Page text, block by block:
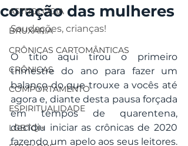
ASTROLOGIA
BRUXARIA
CRÔNICAS CARTOMÂNTICAS
CRÔNICAS
COMPORTAMENTO
ESPIRITUALIDADE
LGBTQI+
coração das mulheres
Saudações, crianças!
O titio aqui tirou o primeiro
trimestre do ano para fazer um
balanço do que trouxe a vocês até
agora e, diante desta pausa forçada
em tempos de quarentena,
decidiu iniciar as crônicas de 2020
fazendo um apelo aos seus leitores.